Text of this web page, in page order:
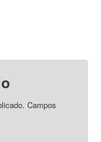
Campos